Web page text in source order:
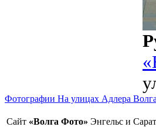
Фотографии На улицах Адлера
Сайт «Волга Фото» Энгельс и